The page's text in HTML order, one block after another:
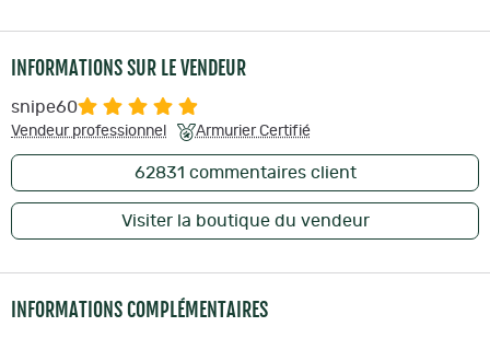
INFORMATIONS SUR LE VENDEUR
snipe60
Vendeur professionnel Armurier Certifié
62831 commentaires client
Visiter la boutique du vendeur
INFORMATIONS COMPLÉMENTAIRES